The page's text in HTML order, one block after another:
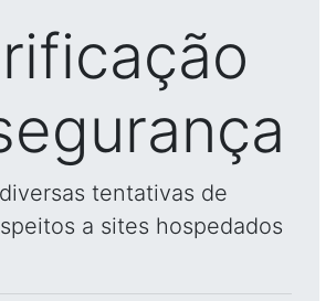
tentativas de
a sites hospedados